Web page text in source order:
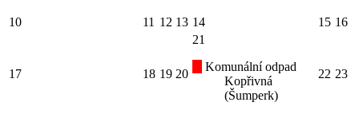
10 11 12 13 14 15 16
17 18 19 20
21
Komunální odpad
Kopřivná
(Šumperk)
22 23